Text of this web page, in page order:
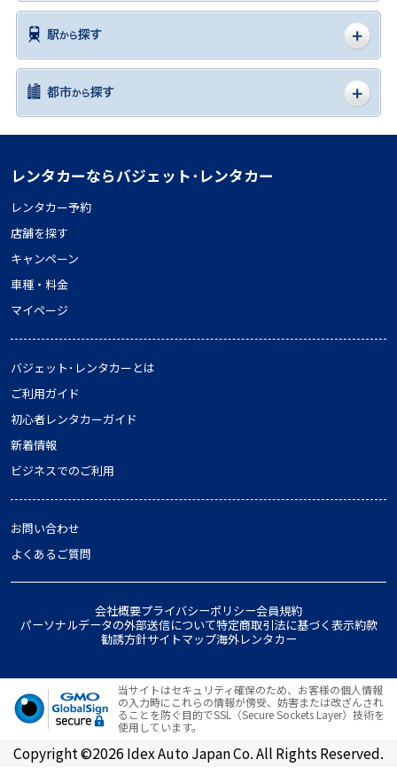
レンタカーならバジェット･レンタカー
レンタカー予約
店舗を探す
キャンペーン
車種・料金
マイページ
バジェット･レンタカーとは
ご利用ガイド
初心者レンタカーガイド
新着情報
ビジネスでのご利用
お問い合わせ
よくあるご質問
会社概要プライバシーポリシー会員規約
パーソナルデータの外部送信について特定商取引法に基づく表示約款
勧誘方針サイトマップ海外レンタカー
当サイトはセキュリティ確保のため、お客様の個人情報
の入力時にこれらの情報が傍受、妨害または改ざんされ
ることを防ぐ目的でSSL（Secure Sockets Layer）技術を
使用しています。
Copyright ©2026 Idex Auto Japan Co. All Rights Reserved.